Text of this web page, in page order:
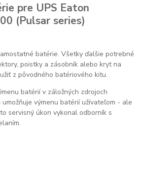
pre UPS Eaton
(Pulsar series)
batérie. Všetky ďalšie potrebné
poistky a zásobník alebo kryt na
z pôvodného batériového kitu.
batérií v záložných zdrojoch
výmenu batérií užívateľom - ale
servisný úkon vykonal odborník s